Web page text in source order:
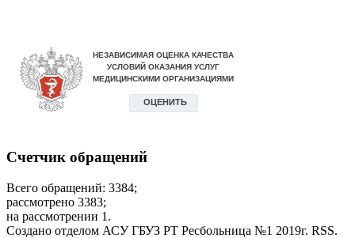
Счетчик обращений
Всего обращений: 3384;
рассмотрено 3383;
на рассмотрении 1.
Создано отделом АСУ ГБУЗ РТ Ресбольница №1 2019г. RSS.